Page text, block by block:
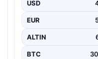
USD
EUR
ALTIN
BTC